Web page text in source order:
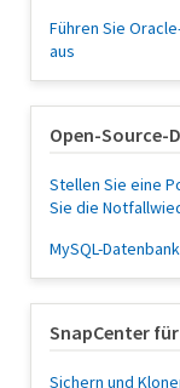
Führen Sie
aus
Open-Source-
Stellen Sie eine
Sie die
MySQL-
SnapCenter
Sichern und